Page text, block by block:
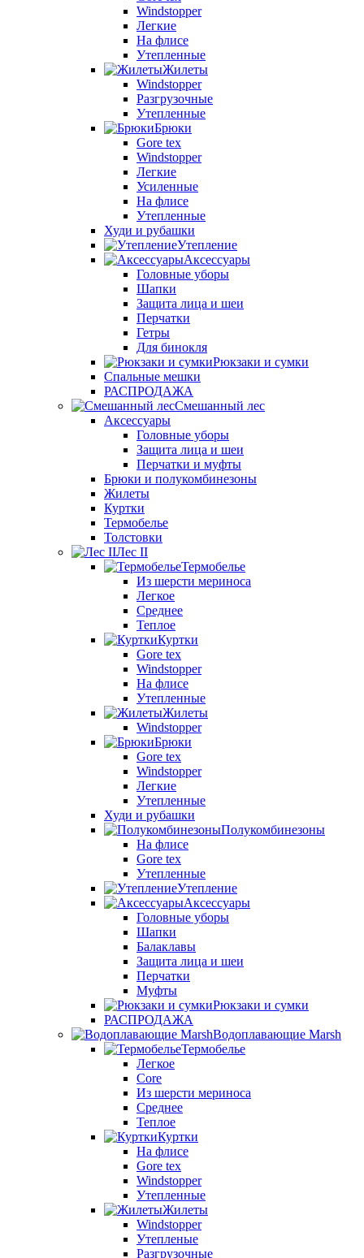
Windstopper
Легкие
На флисе
Утепленные
Жилеты
Windstopper
Разгрузочные
Утепленные
Брюки
Gore tex
Windstopper
Легкие
Усиленные
На флисе
Утепленные
Худи и рубашки
Утепление
Аксессуары
Головные уборы
Шапки
Защита лица и шеи
Перчатки
Гетры
Для бинокля
Рюкзаки и сумки
Спальные мешки
РАСПРОДАЖА
Смешанный лес
Аксессуары
Головные уборы
Защита лица и шеи
Перчатки и муфты
Брюки и полукомбинезоны
Жилеты
Куртки
Термобелье
Толстовки
Лес II
Термобелье
Из шерсти мериноса
Легкое
Среднее
Теплое
Куртки
Gore tex
Windstopper
На флисе
Утепленные
Жилеты
Windstopper
Брюки
Gore tex
Windstopper
Легкие
Утепленные
Худи и рубашки
Полукомбинезоны
На флисе
Gore tex
Утепленные
Утепление
Аксессуары
Головные уборы
Шапки
Балаклавы
Защита лица и шеи
Перчатки
Муфты
Рюкзаки и сумки
РАСПРОДАЖА
Водоплавающие Marsh
Термобелье
Легкое
Core
Из шерсти мериноса
Среднее
Теплое
Куртки
На флисе
Gore tex
Windstopper
Утепленные
Жилеты
Windstopper
Утепленые
Разгрузочные